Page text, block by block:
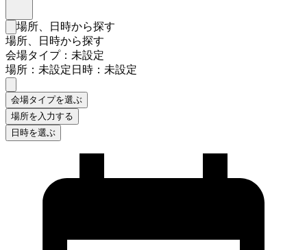
検索フォームを閉じる
場所、日時から探す
場所、日時から探す
会場タイプ：未設定
場所：未設定日時：未設定
会場タイプを選ぶ
場所を入力する
日時を選ぶ